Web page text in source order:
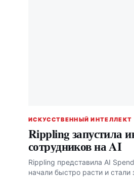
ИСКУССТВЕННЫЙ ИНТЕЛЛЕКТ
Rippling запустила
сотрудников на AI
Rippling представила AI
начали быстро расти и стали